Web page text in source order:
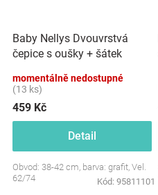
Baby Nellys Dvouvrstvá
čepice s oušky + šátek
momentálně nedostupné
(13 ks)
459 Kč
Detail
Obvod: 38-42 cm, barva: grafit, Vel.
62/74
Kód: 95811101